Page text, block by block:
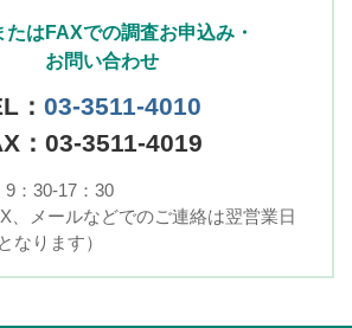
たはFAXでの調査お申込み・
お問い合わせ
： 03-3511-4010
：03-3511-4019
：30-17：30
、メールなどでのご連絡は翌営業日
なります）